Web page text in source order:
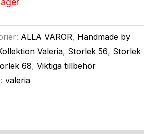
ALLA VAROR, Handmade by
Valeria, Storlek 56, Storlek
68, Viktiga tillbehör
valeria